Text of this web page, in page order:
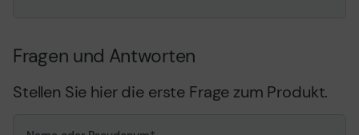
Fragen und Antworten
Stellen Sie hier die erste Frage zum Produkt.